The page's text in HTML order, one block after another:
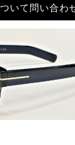
いて問い合わ